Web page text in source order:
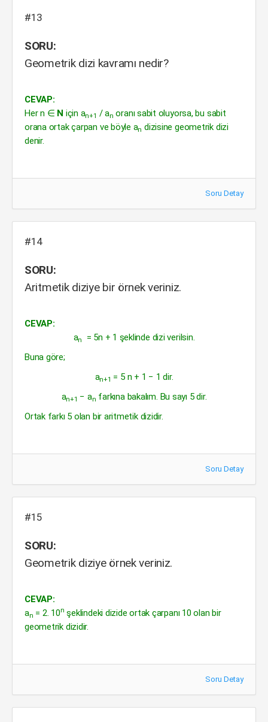
#13
SORU:
Geometrik dizi kavramı nedir?
CEVAP:
Her n ∈ N için an+1 / an oranı sabit oluyorsa, bu sabit
orana ortak çarpan ve böyle an dizisine geometrik dizi
denir.
Soru Detay
#14
SORU:
Aritmetik diziye bir örnek veriniz.
CEVAP:
an
= 5n + 1 şeklinde dizi verilsin.
Buna göre;
an+1 = 5 n + 1 − 1 dir.
an+1 − an farkına bakalım. Bu sayı 5 dir.
Ortak farkı 5 olan bir aritmetik dizidir.
Soru Detay
#15
SORU:
Geometrik diziye örnek veriniz.
CEVAP:
an = 2. 10n şeklindeki dizide ortak çarpanı 10 olan bir
geometrik dizidir.
Soru Detay